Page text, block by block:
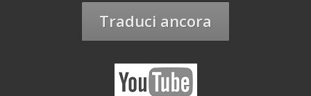
Traduci ancora